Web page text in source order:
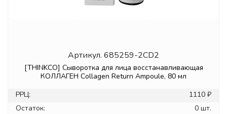
Артикул. 685259-2CD2
[THINKCO] Сыворотка для лица восстанавливающая
КОЛЛАГЕН Collagen Return Ampoule, 80 мл
РРЦ:
1110 ₽
Остаток:
0 шт.